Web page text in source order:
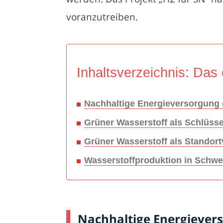
voranzutreiben.
Inhaltsverzeichnis:
Nachhaltige
Grüner Wasserstoff als
Grüner Wasserstoff als
Wasserstoffproduktion in
Nachhaltige